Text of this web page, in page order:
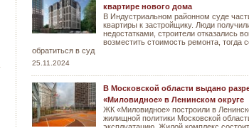
квартире нового дома
В Индустриальном районном суде
квартиры к застройщику. Люди
недостатками, строители отказались
возместить стоимость ремонта, тогда
обратиться в суд
25.11.2024
В Московской области выдано
«Миловидное» в Ленинском округе
ЖК «Миловидное» построили в
жилищной политики Московской